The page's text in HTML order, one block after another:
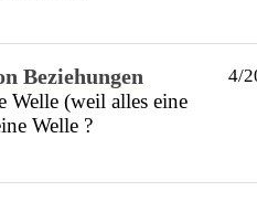
Beziehungen
Welle (weil alles eine
Welle ?
4/